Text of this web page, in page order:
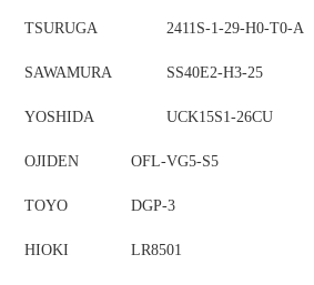
TSURUGA 2411S-1-29-H0-T0-A
SAWAMURA SS40E2-H3-25
YOSHIDA UCK15S1-26CU
OJIDEN OFL-VG5-S5
TOYO DGP-3
HIOKI LR8501